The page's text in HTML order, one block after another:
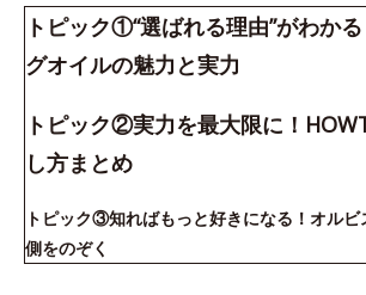
トピック①“選ばれる理由”がわか
グオイルの魅力と実力
トピック②実力を最大限に！
し方まとめ
トピック③知ればもっと好きになる！オルビ
側をのぞく